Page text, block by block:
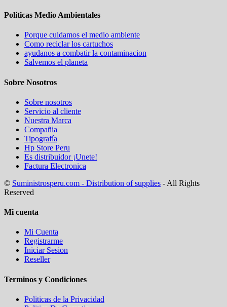
Politicas Medio Ambientales
Porque cuidamos el medio ambiente
Como reciclar los cartuchos
ayudanos a combatir la contaminacion
Salvemos el planeta
Sobre Nosotros
Sobre nosotros
Servicio al cliente
Nuestra Marca
Compañia
Tipografía
Hp Store Peru
Es distribuidor ¡Unete!
Factura Electronica
© Suministrosperu.com - Distribution of supplies - All Rights
Reserved
Mi cuenta
Mi Cuenta
Registrarme
Iniciar Sesion
Reseller
Terminos y Condiciones
Politicas de la Privacidad